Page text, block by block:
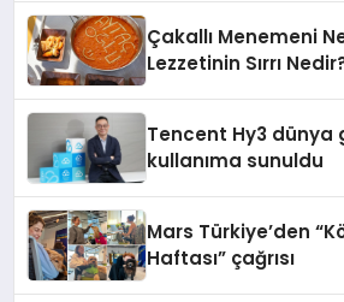
Çakallı Menemeni
Lezzetinin Sırrı
Tencent Hy3 dünya
kullanıma sunuldu
Mars Türkiye’den
Haftası” çağrısı